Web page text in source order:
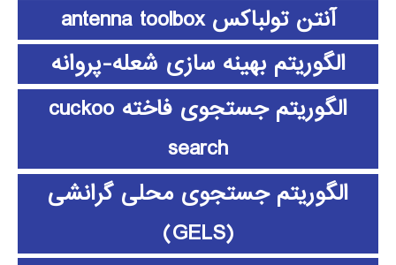
آنتن تولباکس antenna toolbox
الگوریتم بهینه سازی شعله-پروانه
الگوریتم جستجوی فاخته cuckoo
search
الگوریتم جستجوی محلی گرانشی
(GELS)